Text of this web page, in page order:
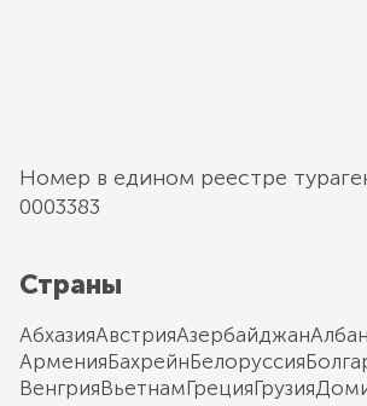
Номер в едином реестре
0003383
Страны
АбхазияАвстрияАзербайджан
АрменияБахрейнБелоруссия
ВенгрияВьетнамГрецияГрузия